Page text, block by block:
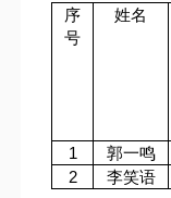
序
号
姓名
1 郭一鸣
2
李笑语